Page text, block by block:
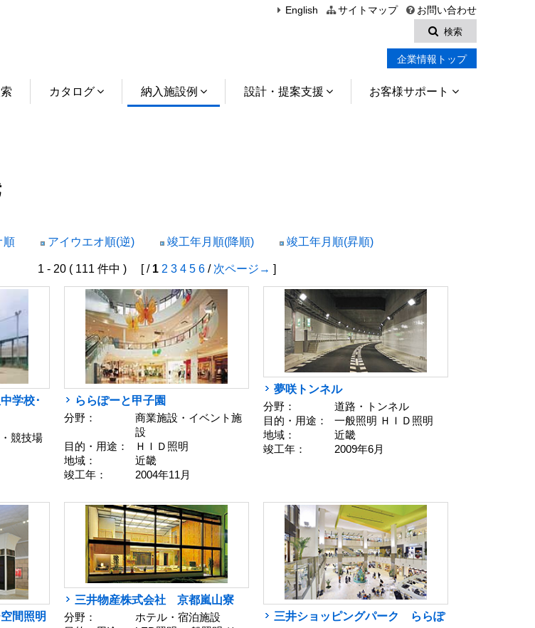
English サイトマップ
お問い合わせ
検索
企業情報トップ
カタログ 納入施設例 設計・提案支援 お客様サポート
順 アイウエオ順(逆) 竣工年月順(降順) 竣工年月順(昇順)
1 - 20 ( 111 件中 ) [ / 1 2 3 4 5 6/ 次ページ→ ]
学校･
競技場
ららぽーと甲子園
分野：
商業施設・イベント施
設
目的・用途：
ＨＩＤ照明
地域：
近畿
竣工年：
2004年11月
夢咲トンネル
分野：
道路・トンネル
目的・用途：
一般照明 ＨＩＤ照明
地域：
近畿
竣工年：
2009年6月
間照明
三井物産株式会社 京都嵐山寮
分野：
ホテル・宿泊施設
三井ショッピングパーク ららぽ